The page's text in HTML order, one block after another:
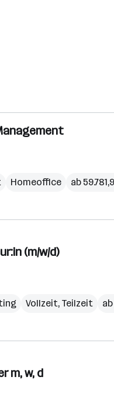
Homeoffice ab
(m/w/d)
Vollzeit, Teilzeit
m, w, d